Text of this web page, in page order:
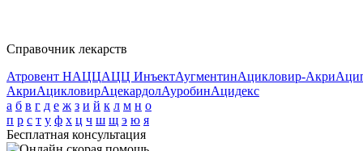
Справочник лекарств
Атровент НАЦЦАЦЦ ИнъектАугментинАцикловир-Акри
АкриАцикловирАцекардолАуробинАцидекс
а б в г д е ж з и й к л м н о
п р с т у ф х ц ч ш щ э ю я
Бесплатная консультация